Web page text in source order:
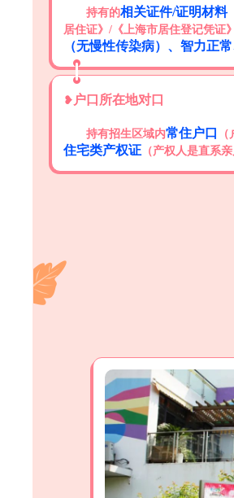
持有的相关证件/证明材料
居住证》/《上海市居住登记凭证
（无慢性传染病）、智力正
❥ 户口所在地对口
持有招生区域内常住户口
住宅类产权证 （产权人是直系